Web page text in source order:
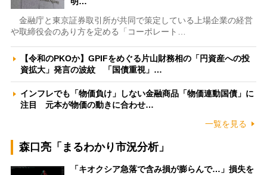
金融庁と東京証券取引所が共同で策定している上場企業の経営
や取締役会のあり方を定める「コーポレート…
【令和のPKOか】GPIFをめぐる片山財務相の「円資産への投
資拡大」発言の波紋 「国債重視」…
インフレでも「物価負け」しない金融商品「物価連動国債」に
注目 元本が物価の動きに合わせ…
一覧を見る
森口亮「まるわかり市況分析」
「キオクシア急落で含み損が膨らんで…」損失を